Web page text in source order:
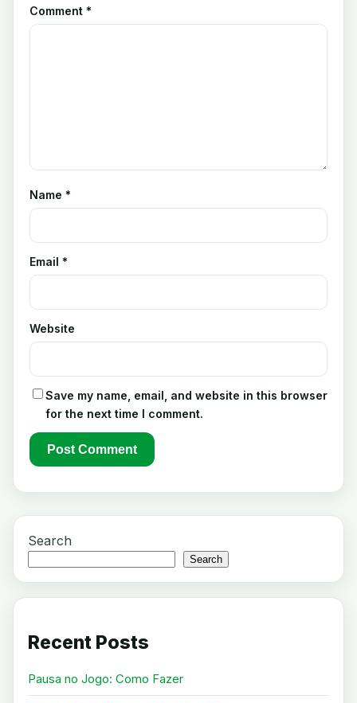
Comment *
Name *
Email *
Website
Save my name, email, and website in this browser
for the next time I comment.
Search
Search
Recent Posts
Pausa no Jogo: Como Fazer